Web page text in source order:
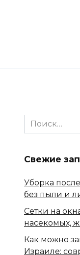
Search
for:
Свежие
Уборка
без пыли и
Сетки на
насекомых,
Как можно
Израиле: